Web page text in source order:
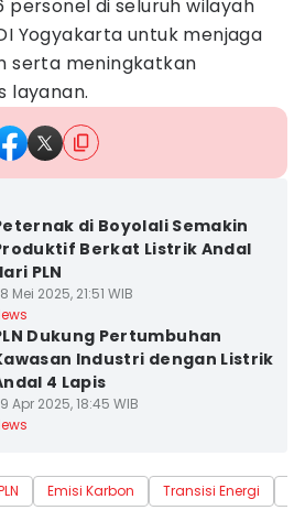
personel di seluruh wilayah
Yogyakarta untuk menjaga
serta meningkatkan
layanan.
di Boyolali Semakin
Berkat Listrik Andal
PLN
Mei 2025, 21:51 WIB
Dukung Pertumbuhan
Industri dengan Listrik
4 Lapis
Apr 2025, 18:45 WIB
Emisi Karbon Transisi Energi